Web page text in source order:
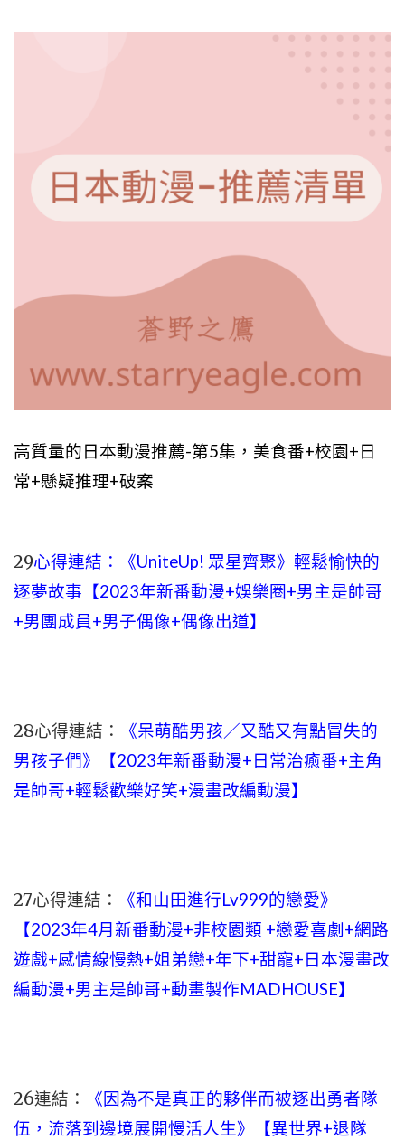
高質量的日本動漫推薦-第5集，美食番+校園+日
常+懸疑推理+破案
29心得連結：《UniteUp! 眾星齊聚》輕鬆愉快的
逐夢故事【2023年新番動漫+娛樂圈+男主是帥哥
+男團成員+男子偶像+偶像出道】
28心得連結：
《呆萌酷男孩／又酷又有點冒失的
男孩子們》【2023年新番動漫+日常治癒番+主角
是帥哥+輕鬆歡樂好笑+漫畫改編動漫】
27心得連結：
《和山田進行Lv999的戀愛》
【2023年4月新番動漫+非校園類 +戀愛喜劇+網路
遊戲+感情線慢熱+姐弟戀+年下+甜寵+日本漫畫改
編動漫+男主是帥哥+動畫製作MADHOUSE】
26連結：
《因為不是真正的夥伴而被逐出勇者隊
伍，流落到邊境展開慢活人生》【異世界+退隊